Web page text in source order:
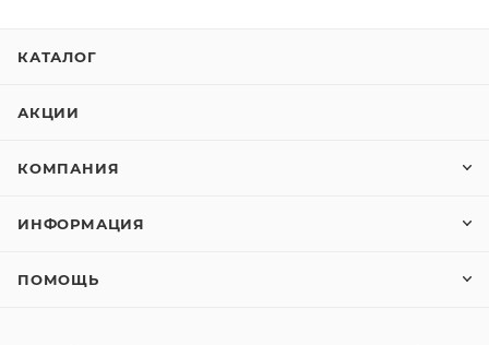
КАТАЛОГ
АКЦИИ
КОМПАНИЯ
ИНФОРМАЦИЯ
ПОМОЩЬ